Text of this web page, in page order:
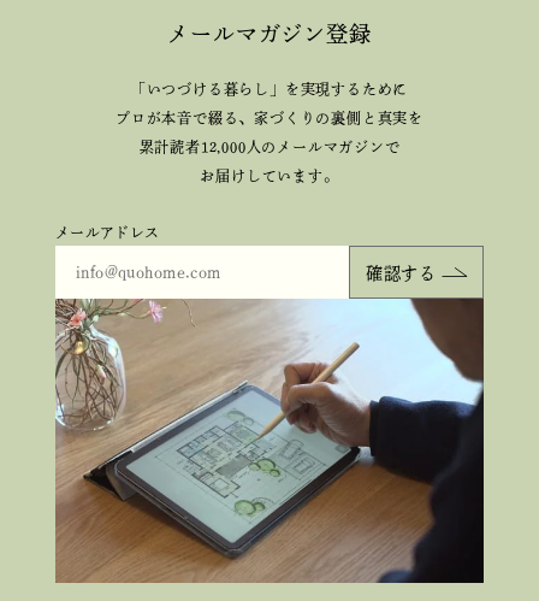
メールマガジン登録
「いつづける暮らし」を実現するために
プロが本音で綴る、家づくりの裏側と真実を
累計読者12,000人のメールマガジンで
お届けしています。
メールアドレス